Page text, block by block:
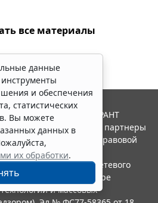
все материалы
данные
и обеспечения
статистических
Вы можете
данных в
их обработки.
2026. Система ГАРАНТ
Компания "Гарант" и ее партнеры
ассоциации правовой
в качестве сетевого
по надзору в сфере
и массовых